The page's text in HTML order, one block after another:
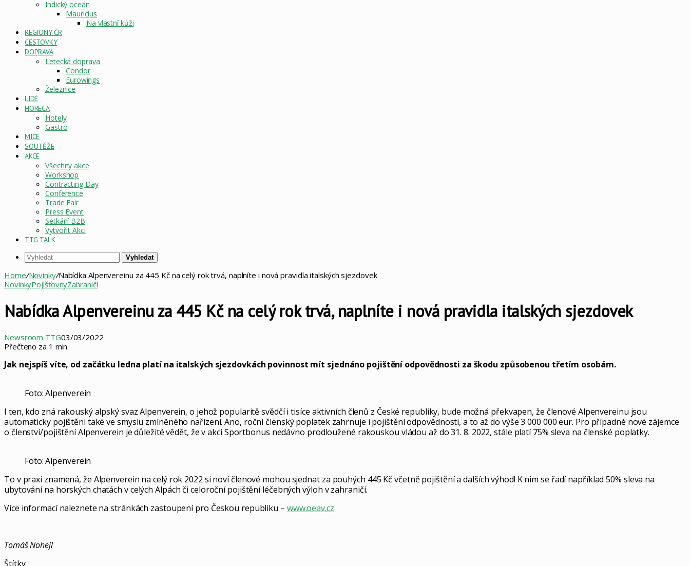
Indický oceán
Mauricius
Na vlastní kůži
REGIONY ČR
CESTOVKY
DOPRAVA
Letecká doprava
Condor
Eurowings
Železnice
LIDÉ
HORECA
Hotely
Gastro
MICE
SOUTĚŽE
AKCE
Všechny akce
Workshop
Contracting Day
Conference
Trade Fair
Press Event
Setkání B2B
Vytvořit Akci
TTG TALK
Vyhledat
Home/Novinky/Nabídka Alpenvereinu za 445 Kč na celý rok trvá, naplníte i nová pravidla italských sjezdovek
NovinkyPojišťovnyZahraničí
Nabídka Alpenvereinu za 445 Kč na celý rok trvá, naplníte i nová pravidla italských sjezdovek
Newsroom TTG03/03/2022
Přečteno za 1 min.
Jak nejspíš víte, od začátku ledna platí na italských sjezdovkách povinnost mít sjednáno pojištění odpovědnosti za škodu způsobenou třetím osobám.
Foto: Alpenverein
I ten, kdo zná rakouský alpský svaz Alpenverein, o jehož popularitě svědčí i tisíce aktivních členů z České republiky, bude možná překvapen, že členové Alpenvereinu jsou
automaticky pojištěni také ve smyslu zmíněného nařízení. Ano, roční členský poplatek zahrnuje i pojištění odpovědnosti, a to až do výše 3 000 000 eur. Pro případné nové zájemce
o členství/pojištění Alpenverein je důležité vědět, že v akci Sportbonus nedávno prodloužené rakouskou vládou až do 31. 8. 2022, stále platí 75% sleva na členské poplatky.
Foto: Alpenverein
To v praxi znamená, že Alpenverein na celý rok 2022 si noví členové mohou sjednat za pouhých 445 Kč včetně pojištění a dalších výhod! K nim se řadí například 50% sleva na
ubytování na horských chatách v celých Alpách či celoroční pojištění léčebných výloh v zahraničí.
Více informací naleznete na stránkách zastoupení pro Českou republiku – www.oeav.cz
Tomáš Nohejl
Štítky